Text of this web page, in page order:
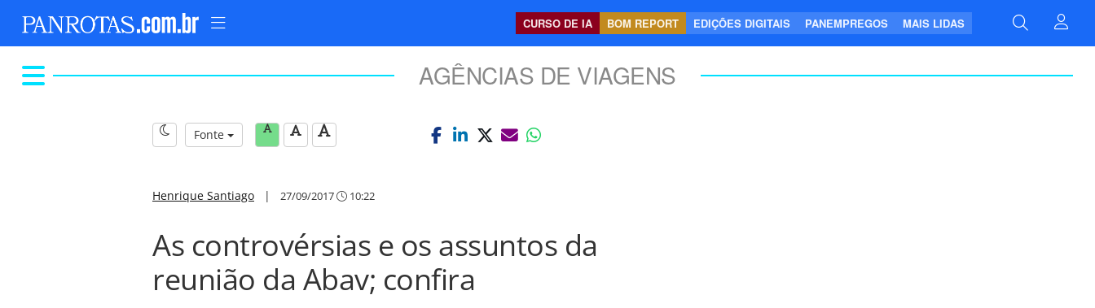
CURSO DE IA BOM REPORT EDIÇÕES DIGITAIS PANEMPREGOS MAIS LIDAS
AGÊNCIAS DE VIAGENS
Fonte
Henrique Santiago | 27/09/2017 10:22
As controvérsias e os assuntos da
reunião da Abav; confira